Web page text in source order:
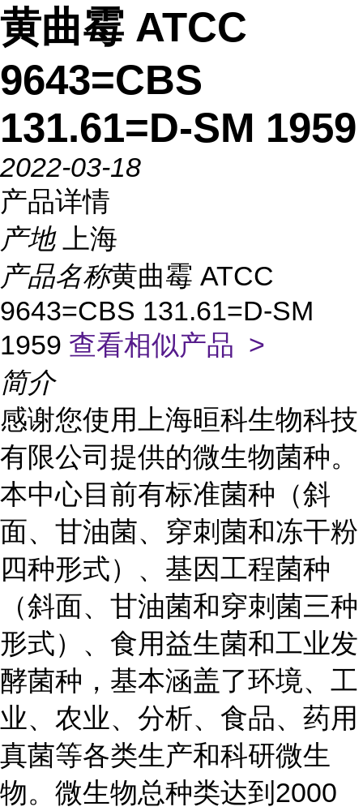
黄曲霉 ATCC
9643=CBS
131.61=D-SM 1959
2022-03-18
产品详情
产地
上海
产品名称黄曲霉 ATCC
9643=CBS 131.61=D-SM
1959 查看相似产品 >
简介
感谢您使用上海晅科生物科技
有限公司提供的微生物菌种。
本中心目前有标准菌种（斜
面、甘油菌、穿刺菌和冻干粉
四种形式）、基因工程菌种
（斜面、甘油菌和穿刺菌三种
形式）、食用益生菌和工业发
酵菌种，基本涵盖了环境、工
业、农业、分析、食品、药用
真菌等各类生产和科研微生
物。微生物总种类达到2000